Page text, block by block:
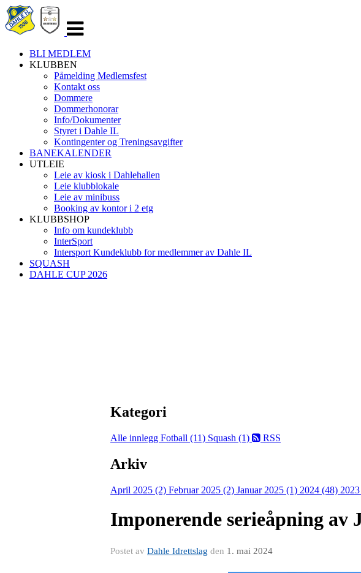
navigasjon
BLI MEDLEM
KLUBBEN
Påmelding Medlemsfest
Kontakt oss
Dommere
Dommerhonorar
Info/Dokumenter
Styret i Dahle IL
Kontingenter og Treningsavgifter
BANEKALENDER
UTLEIE
Leie av kiosk i Dahlehallen
Leie klubblokale
Leie av minibuss
Booking av kontor i 2 etg
KLUBBSHOP
Info om kundeklubb
InterSport
Intersport Kundeklubb for medlemmer av Dahle IL
SQUASH
DAHLE CUP 2026
Kategori
Alle innlegg Fotball (11) Squash (1) RSS
Arkiv
April 2025 (2) Februar 2025 (2) Januar 2025 (1) 2024 (48)
Imponerende serieåpning av
Postet av Dahle Idrettslag den 1. mai 2024